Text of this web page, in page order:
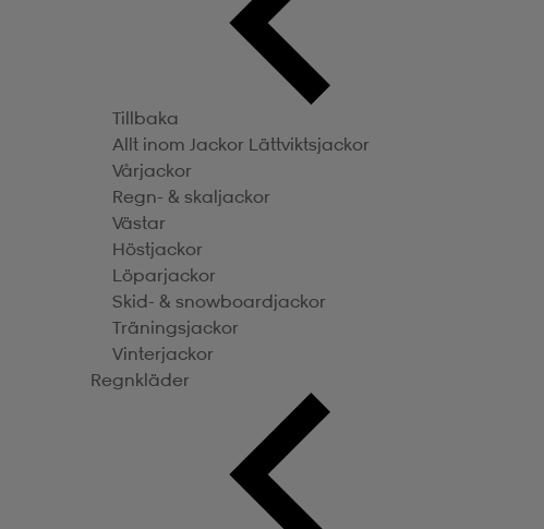
Tillbaka
Allt inom Jackor Lättviktsjackor
Vårjackor
Regn- & skaljackor
Västar
Höstjackor
Löparjackor
Skid- & snowboardjackor
Träningsjackor
Vinterjackor
Regnkläder